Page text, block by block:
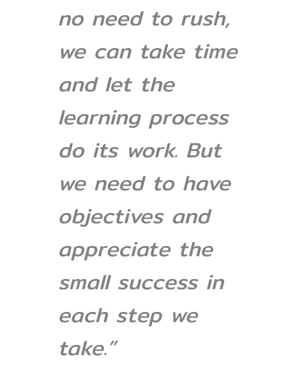
no need to rush,
we can take time
and let the
learning process
do its work. But
we need to have
objectives and
appreciate the
small success in
each step we
take.”